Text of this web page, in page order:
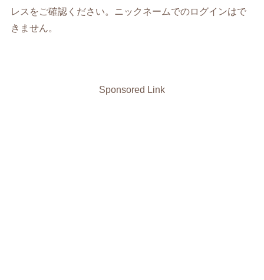
レスをご確認ください。ニックネームでのログインはで
きません。
Sponsored Link